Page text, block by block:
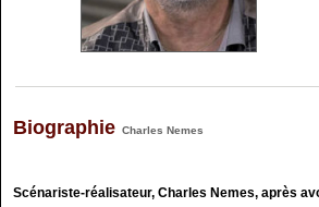
Biographie Charles Nemes
Scénariste-réalisateur, Charles Nemes, après